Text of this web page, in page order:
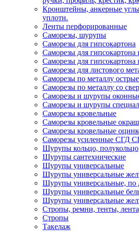
Кронштейны, анкерные
уплотн.
Ленты перфорированные
Саморезы, шурупы
Саморезы для гипсокартона
Саморезы для гипсокартона
Саморезы для гипсокартона
Саморезы для листового
Саморезы по металлу острые
Саморезы по металлу со
Саморезы и шурупы
Саморезы и шурупы
Саморезы кровельные
Саморезы кровельные
Саморезы кровельные
Саморезы усиленные
Шурупы кольцо,
Шурупы сантехнические
Шурупы универсальные
Шурупы универсальные
Шурупы универсальные, по
Шурупы универсальные
Шурупы универсальные
Стропы, ремни, тенты,
Стропы
Такелаж